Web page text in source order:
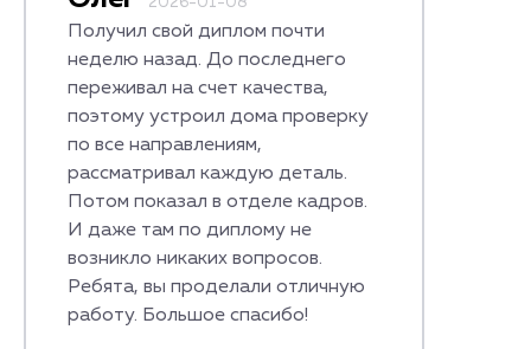
Получил свой диплом почти
неделю назад. До последнего
переживал на счет качества,
поэтому устроил дома проверку
по все направлениям,
рассматривал каждую деталь.
Потом показал в отделе кадров.
И даже там по диплому не
возникло никаких вопросов.
Ребята, вы проделали отличную
работу. Большое спасибо!